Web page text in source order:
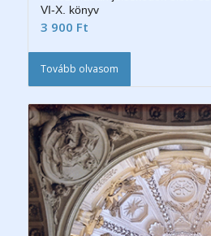
VI-X. könyv
3 900 Ft
Tovább olvasom